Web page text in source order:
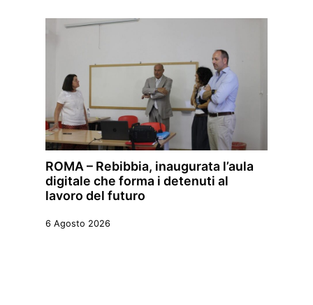
ROMA – Rebibbia, inaugurata l’aula
digitale che forma i detenuti al
lavoro del futuro
6 Agosto 2026